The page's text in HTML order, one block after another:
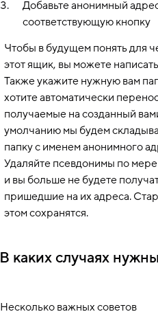
В каких случаях
Добавьте анонимный
соответствующую кнопку
Несколько важных советов
Чтобы в будущем понять для
этот ящик, вы можете
Также укажите нужную вам
хотите автоматически
получаемые на созданный
умолчанию мы будем
папку с именем анонимного
Удаляйте псевдонимы по
и вы больше не будете
пришедшие на их адреса.
этом сохранятся.